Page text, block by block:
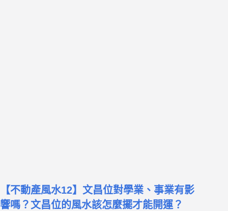
【不動產風水12】文昌位對學業、事業有影
響嗎？文昌位的風水該怎麼擺才能開運？